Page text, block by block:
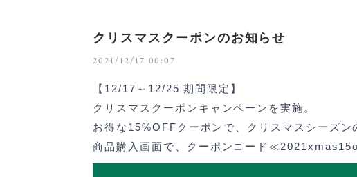
クリスマスクーポンのお知らせ
2021/12/17 00:07
【12/17～12/25 期間限定】
クリスマスクーポンキャンペーンを実施。
お得な15%OFFクーポンで、クリスマスシーズン
商品購入画面で、クーポンコード